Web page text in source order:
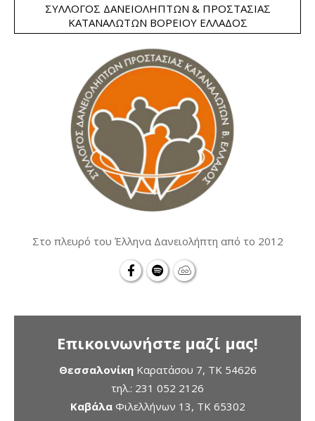
ΣΎΛΛΟΓΟΣ ΔΑΝΕΙΟΛΗΠΤΏΝ & ΠΡΟΣΤΑΣΊΑΣ
ΚΑΤΑΝΑΛΩΤΏΝ ΒΟΡΕΊΟΥ ΕΛΛΆΔΟΣ
Στο πλευρό του Έλληνα Δανειολήπτη από το 2012
Επικοινωνήστε μαζί μας!
ΘεσσαλονίκηΚαρατάσου 7, TK 54626
τηλ.: 231 052 2126
ΚαβάλαΦιλελλήνων 13, ΤΚ 65302